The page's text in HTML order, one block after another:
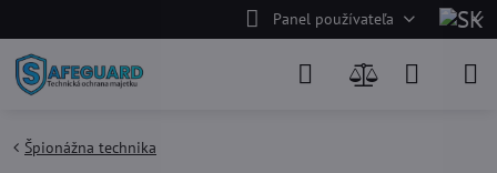
Panel používateľa
Špionážna technika